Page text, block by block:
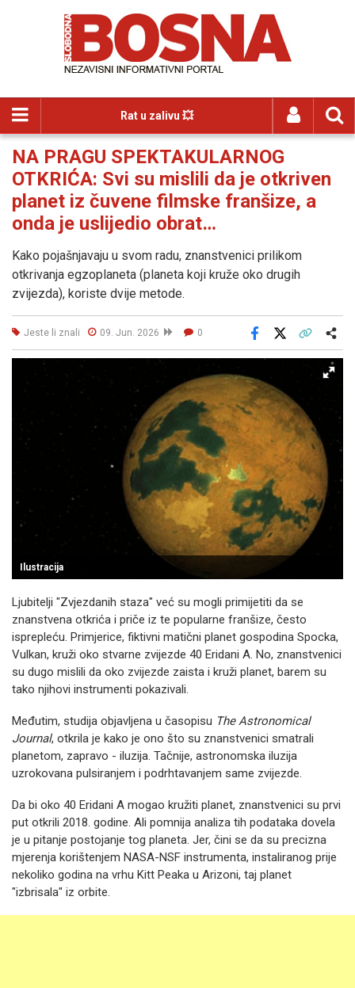
Rat u zalivu 💥
NA PRAGU SPEKTAKULARNOG
OTKRIĆA: Svi su mislili da je otkriven
planet iz čuvene filmske franšize, a
onda je uslijedio obrat…
Kako pojašnjavaju u svom radu, znanstvenici prilikom
otkrivanja egzoplaneta (planeta koji kruže oko drugih
zvijezda), koriste dvije metode.
Jeste li znali 09. Jun. 2026 0
Facebook
Ilustracija
Ljubitelji "Zvjezdanih staza" već su mogli primijetiti da se
znanstvena otkrića i priče iz te popularne franšize, često
isprepleću. Primjerice, fiktivni matični planet gospodina Spocka,
Vulkan, kruži oko stvarne zvijezde 40 Eridani A. No, znanstvenici
su dugo mislili da oko zvijezde zaista i kruži planet, barem su
tako njihovi instrumenti pokazivali.
Međutim, studija objavljena u časopisu The Astronomical
Journal, otkrila je kako je ono što su znanstvenici smatrali
planetom, zapravo - iluzija. Tačnije, astronomska iluzija
uzrokovana pulsiranjem i podrhtavanjem same zvijezde.
Da bi oko 40 Eridani A mogao kružiti planet, znanstvenici su prvi
put otkrili 2018. godine. Ali pomnija analiza tih podataka dovela
je u pitanje postojanje tog planeta. Jer, čini se da su precizna
mjerenja korištenjem NASA-NSF instrumenta, instaliranog prije
nekoliko godina na vrhu Kitt Peaka u Arizoni, taj planet
"izbrisala" iz orbite.